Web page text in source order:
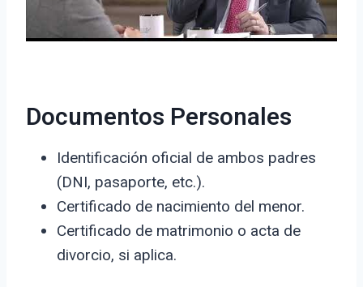
Documentos Personales
Identificación oficial de ambos padres
(DNI, pasaporte, etc.).
Certificado de nacimiento del menor.
Certificado de matrimonio o acta de
divorcio, si aplica.